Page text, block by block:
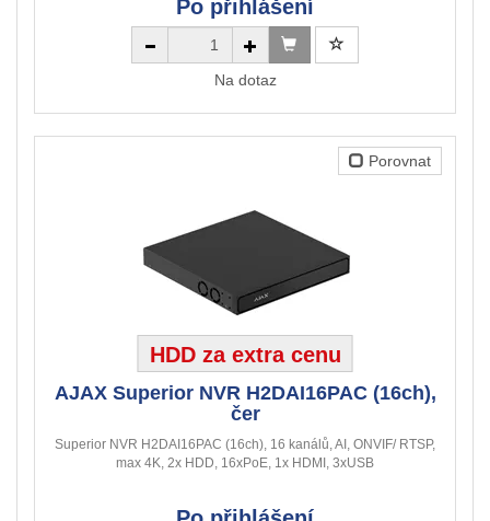
Po přihlášení
Na dotaz
Porovnat
HDD za extra cenu
AJAX Superior NVR H2DAI16PAC (16ch),
čer
Superior NVR H2DAI16PAC (16ch), 16 kanálů, AI, ONVIF/ RTSP,
max 4K, 2x HDD, 16xPoE, 1x HDMI, 3xUSB